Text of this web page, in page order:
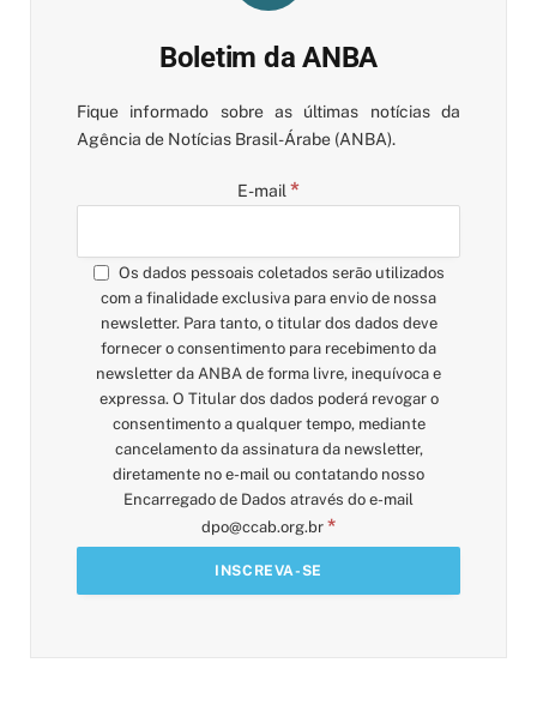
Boletim da ANBA
Fique informado sobre as últimas notícias da
Agência de Notícias Brasil-Árabe (ANBA).
E-mail *
Os dados pessoais coletados serão utilizados
com a finalidade exclusiva para envio de nossa
newsletter. Para tanto, o titular dos dados deve
fornecer o consentimento para recebimento da
newsletter da ANBA de forma livre, inequívoca e
expressa. O Titular dos dados poderá revogar o
consentimento a qualquer tempo, mediante
cancelamento da assinatura da newsletter,
diretamente no e-mail ou contatando nosso
Encarregado de Dados através do e-mail
dpo@ccab.org.br *